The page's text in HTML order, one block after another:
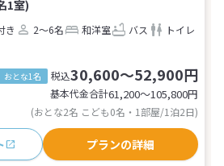
1室)
き 2～6名 和洋室 バス
トイレ
おとな1名 税込30,600～52,900円
基本代金合計61,200〜105,800円
(おとな2名 こども0名・1部屋/1泊2日)
プランの詳細